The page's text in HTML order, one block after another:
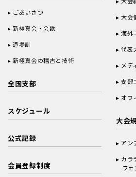
ごあいさつ
新極真会・会歌
道場訓
新極真会の稽古と技術
全国支部
スケジュール
公式記録
会員登録制度
大会
海外
代表
メデ
支部
オフ
大会
アン
カラ
フェ